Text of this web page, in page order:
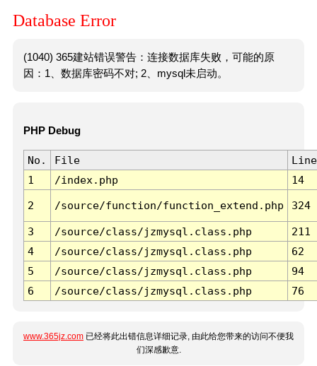
Database Error
(1040) 365建站错误警告：连接数据库失败，可能的原
因：1、数据库密码不对; 2、mysql未启动。
PHP Debug
No. File
Line
1
/index.php 14
2 /source/function/function_extend.php 324
3 /source/class/jzmysql.class.php
211
4
/source/class/jzmysql.class.php
62
5
/source/class/jzmysql.class.php
94
6
/source/class/jzmysql.class.php 76
www.365jz.com 已经将此出错信息详细记录, 由此给您带来的访问不便我
们深感歉意.